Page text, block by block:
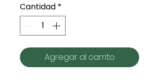
Cantidad *
Agregar al carrito